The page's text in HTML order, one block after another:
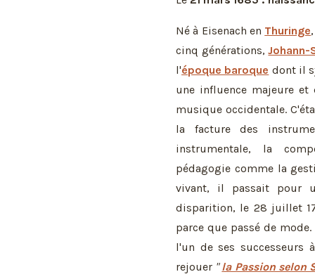
Né à Eisenach en Thuringe
cinq générations,Johann-
l'époque baroque dont il
une influence majeure
musique occidentale.
la facture des
instrumentale, la
pédagogie comme la
vivant, il passait pour
disparition, le 28 juillet
parce que passé de
l'un de ses successeurs
rejouer "la Passion selon